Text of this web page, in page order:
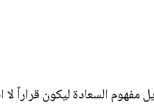
السعادة ليكون قراراً لا